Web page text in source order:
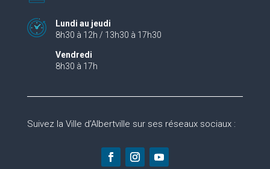
Lundi au jeudi
8h30 à 12h / 13h30 à 17h30
Vendredi
8h30 à 17h
Suivez la Ville d’Albertville sur ses réseaux sociaux :